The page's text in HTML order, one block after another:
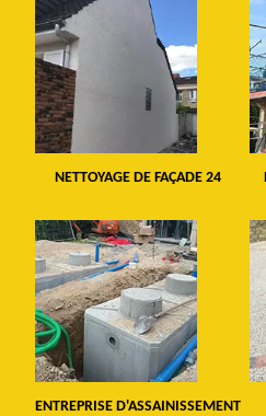
NETTOYAGE DE FAÇADE 24
ENTREPRISE D'ASSAINISSEMENT